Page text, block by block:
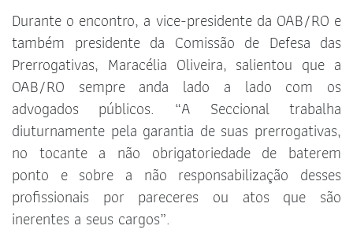
Durante o encontro, a vice-presidente da OAB/RO e
também presidente da Comissão de Defesa das
Prerrogativas, Maracélia Oliveira, salientou que a
OAB/RO sempre anda lado a lado com os
advogados públicos. “A Seccional trabalha
diuturnamente pela garantia de suas prerrogativas,
no tocante a não obrigatoriedade de baterem
ponto e sobre a não responsabilização desses
profissionais por pareceres ou atos que são
inerentes a seus cargos”.